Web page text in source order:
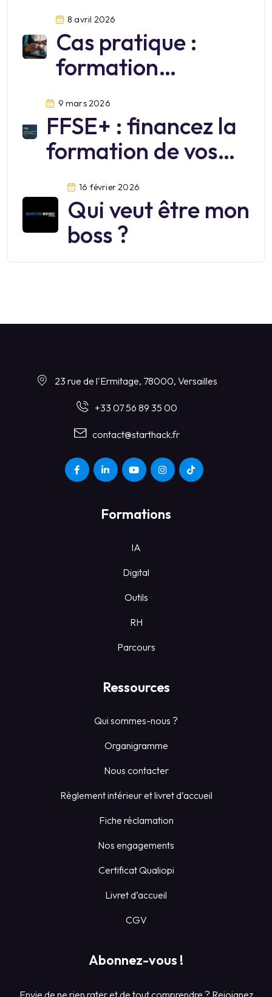
sur Mistral?
8 avril 2026
Cas pratique :
formation
9 mars 2026
FFSE+ : financez la
formation de vos
salariés jusqu’au 30
juin 2026
16 février 2026
Qui veut être mon
boss ?
23 rue de l'Ermitage, 78000, Versailles
+33 07 56 89 35 00
contact@starthack.fr
Formations
IA
Digital
Outils
RH
Parcours
Ressources
Qui sommes-nous ?
Organigramme
Nous contacter
Règlement intérieur et livret d’accueil
Fiche réclamation
Nos engagements
Certificat Qualiopi
Livret d’accueil
CGV
Abonnez-vous !